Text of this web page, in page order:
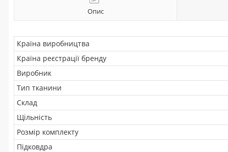
Опис
Країна виробництва
Країна реєстрації бренду
Виробник
Тип тканини
Склад
Щільність
Розмір комплекту
Підковдра